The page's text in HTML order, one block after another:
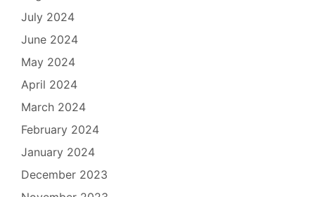
July 2024
June 2024
May 2024
April 2024
March 2024
February 2024
January 2024
December 2023